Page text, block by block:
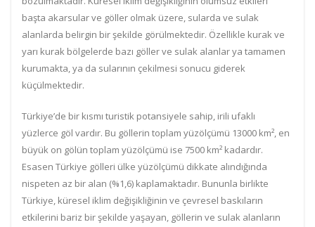
başta akarsular ve göller olmak üzere, sularda ve sulak
alanlarda belirgin bir şekilde görülmektedir. Özellikle kurak ve
yarı kurak bölgelerde bazı göller ve sulak alanlar ya tamamen
kurumakta, ya da sularının çekilmesi sonucu giderek
küçülmektedir.
Türkiye’de bir kısmı turistik potansiyele sahip, irili ufaklı
yüzlerce göl vardır. Bu göllerin toplam yüzölçümü 13000 km², en
büyük on gölün toplam yüzölçümü ise 7500 km² kadardır.
Esasen Türkiye gölleri ülke yüzölçümü dikkate alındığında
nispeten az bir alan (%1,6) kaplamaktadır. Bununla birlikte
Türkiye, küresel iklim değişikliğinin ve çevresel baskıların
etkilerini bariz bir şekilde yaşayan, göllerin ve sulak alanların